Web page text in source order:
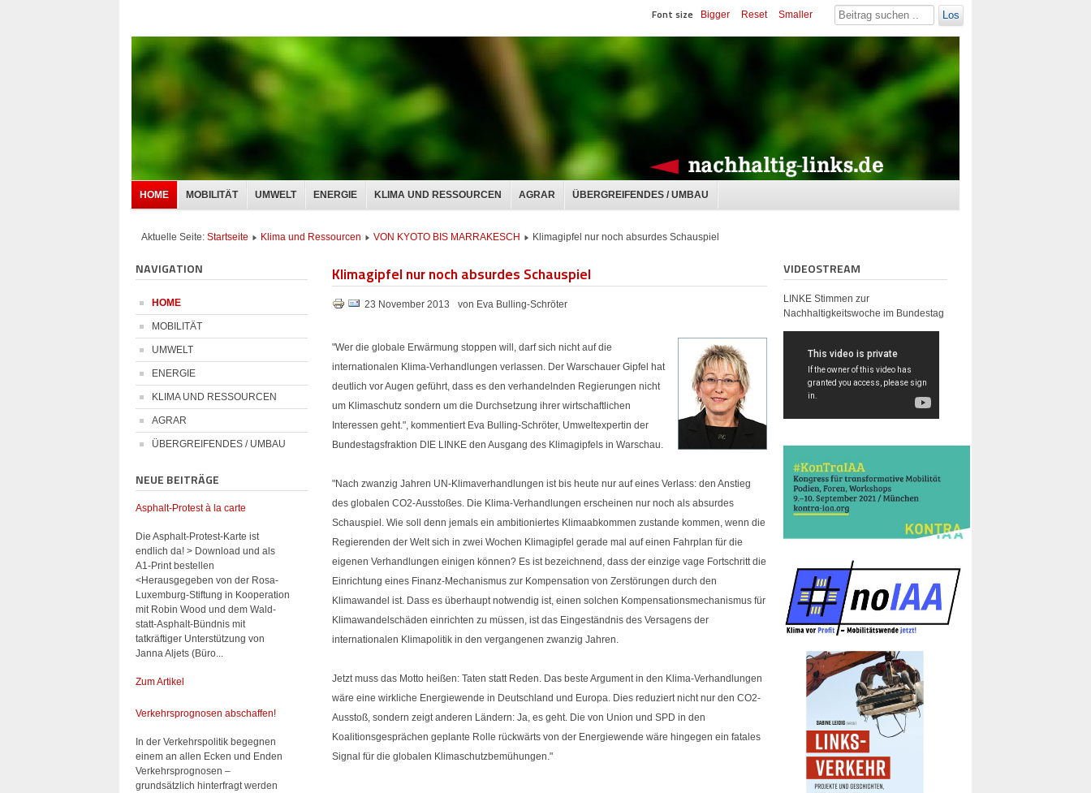
HOME MOBILITÄT UMWELT ENERGIE KLIMA UND RESSOURCEN AGRAR ÜBERGREIFENDES / UMBAU
Font size Bigger Reset Smaller Los
Aktuelle Seite: Startseite Klima und Ressourcen VON KYOTO BIS MARRAKESCH Klimagipfel nur noch absurdes Schauspiel
NAVIGATION
HOME
MOBILITÄT
UMWELT
ENERGIE
KLIMA UND RESSOURCEN
AGRAR
ÜBERGREIFENDES / UMBAU
NEUE BEITRÄGE
Asphalt-Protest à la carte
Die Asphalt-Protest-Karte ist
endlich da! > Download und als
A1-Print bestellen
<Herausgegeben von der Rosa-
Luxemburg-Stiftung in Kooperation
mit Robin Wood und dem Wald-
statt-Asphalt-Bündnis mit
tatkräftiger Unterstützung von
Janna Aljets (Büro...
Zum Artikel
Verkehrsprognosen abschaffen!
In der Verkehrspolitik begegnen
einem an allen Ecken und Enden
Verkehrsprognosen –
grundsätzlich hinterfragt werden
Klimagipfel nur noch absurdes Schauspiel
23 November 2013 von Eva Bulling-Schröter
"Wer die globale Erwärmung stoppen will, darf sich nicht auf die
internationalen Klima-Verhandlungen verlassen. Der Warschauer Gipfel hat
deutlich vor Augen geführt, dass es den verhandelnden Regierungen nicht
um Klimaschutz sondern um die Durchsetzung ihrer wirtschaftlichen
Interessen geht.", kommentiert Eva Bulling-Schröter, Umweltexpertin der
Bundestagsfraktion DIE LINKE den Ausgang des Klimagipfels in Warschau.
"Nach zwanzig Jahren UN-Klimaverhandlungen ist bis heute nur auf eines Verlass: den Anstieg
des globalen CO2-Ausstoßes. Die Klima-Verhandlungen erscheinen nur noch als absurdes
Schauspiel. Wie soll denn jemals ein ambitioniertes Klimaabkommen zustande kommen, wenn die
Regierenden der Welt sich in zwei Wochen Klimagipfel gerade mal auf einen Fahrplan für die
eigenen Verhandlungen einigen können? Es ist bezeichnend, dass der einzige vage Fortschritt die
Einrichtung eines Finanz-Mechanismus zur Kompensation von Zerstörungen durch den
Klimawandel ist. Dass es überhaupt notwendig ist, einen solchen Kompensationsmechanismus für
Klimawandelschäden einrichten zu müssen, ist das Eingeständnis des Versagens der
internationalen Klimapolitik in den vergangenen zwanzig Jahren.
Jetzt muss das Motto heißen: Taten statt Reden. Das beste Argument in den Klima-Verhandlungen
wäre eine wirkliche Energiewende in Deutschland und Europa. Dies reduziert nicht nur den CO2-
Ausstoß, sondern zeigt anderen Ländern: Ja, es geht. Die von Union und SPD in den
Koalitionsgesprächen geplante Rolle rückwärts von der Energiewende wäre hingegen ein fatales
Signal für die globalen Klimaschutzbemühungen."
VIDEOSTREAM
LINKE Stimmen zur
Nachhaltigkeitswoche im Bundestag